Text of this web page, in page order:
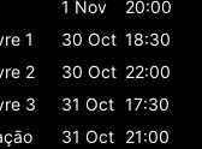
1 Nov
20:00
1 30 Oct 18:30
2 30 Oct 22:00
3 31 Oct 17:30
31 Oct 21:00